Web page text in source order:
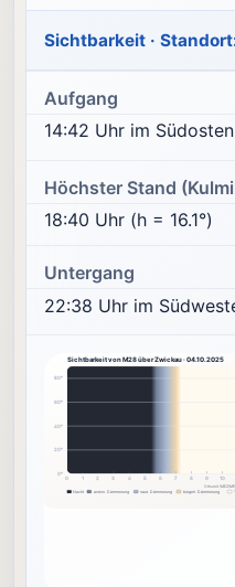
Sichtbarkeit ·
Aufgang
14:42 Uhr im
Höchster Stand
18:40 Uhr (h = 16.1°)
Untergang
22:38 Uhr im
0°
20°
40°
60°
80°
0 1 2 3 4 7 10
Sichtbarkeit von M28 über Zwickau · 04.10.2025
Nacht astron. Dämmerung naut. Dämmerung bürgerl. Dämmerung
Ortszeit (MEZ/